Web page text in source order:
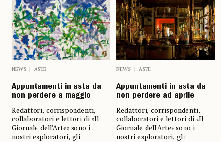
NEWS ASTE
Appuntamenti in asta da
non perdere a maggio
Redattori, corrispondenti,
collaboratori e lettori di «Il
Giornale dell’Arte» sono i
nostri esploratori, gli
NEWS ASTE
Appuntamenti in asta da
non perdere ad aprile
Redattori, corrispondenti,
collaboratori e lettori di «Il
Giornale dell’Arte» sono i
nostri esploratori, gli